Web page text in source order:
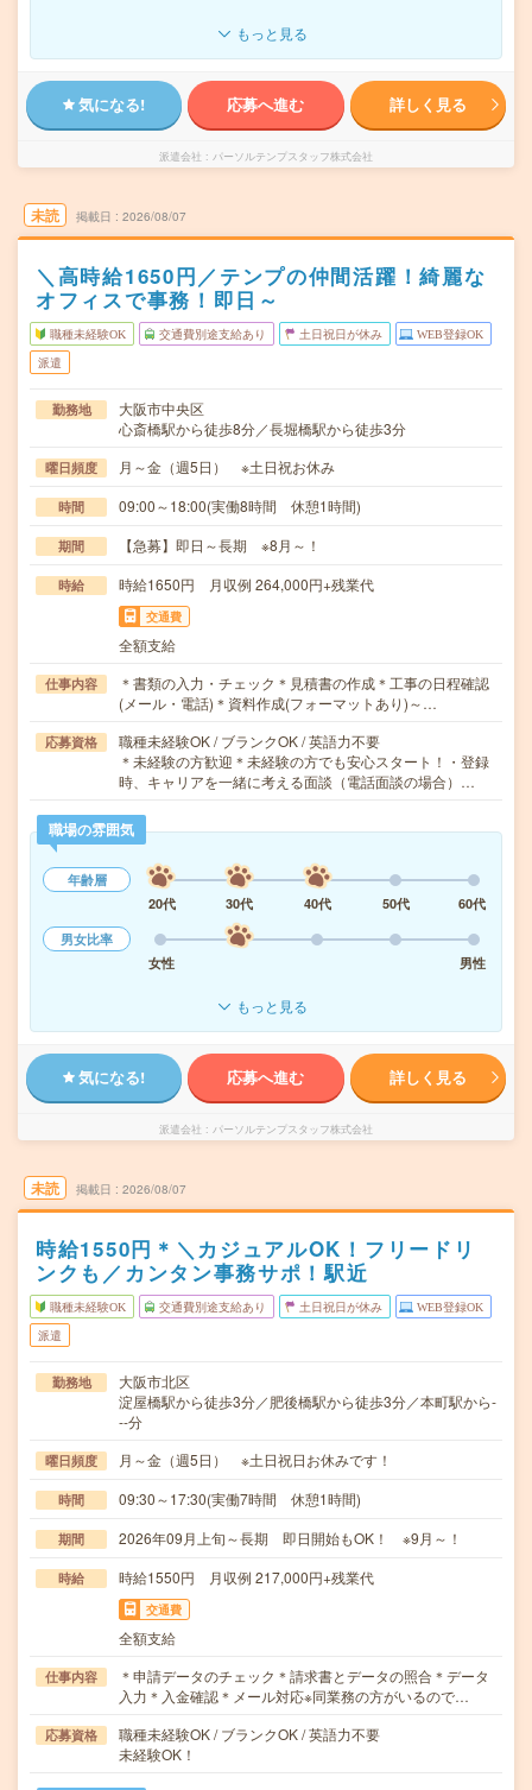
もっと見る
気になる! 応募へ進む 詳しく見る
派遣会社 パーソルテンプスタッフ株式会社
未読 掲載日 2026/08/07
＼高時給1650円／テンプの仲間活躍！綺麗な
オフィスで事務！即日～
職種未経験OK 交通費別途支給あり 土日祝日が休み WEB登録OK
派遣
勤務地
大阪市中央区
心斎橋駅から徒歩8分／長堀橋駅から徒歩3分
曜日頻度 月～金（週5日） ※土日祝お休み
時間 09:00～18:00(実働8時間 休憩1時間)
期間 【急募】即日～長期 ※8月～！
時給 時給1650円 月収例 264,000円+残業代
交通費
全額支給
仕事内容
＊書類の入力・チェック＊見積書の作成＊工事の日程確認
(メール・電話)＊資料作成(フォーマットあり)～…
応募資格
職種未経験OK / ブランクOK / 英語力不要
＊未経験の方歓迎＊未経験の方でも安心スタート！・登録
時、キャリアを一緒に考える面談（電話面談の場合）…
職場の雰囲気
年齢層
20代
30代 40代 50代
60代
男女比率
女性
男性
もっと見る
気になる! 応募へ進む 詳しく見る
派遣会社 パーソルテンプスタッフ株式会社
未読 掲載日 2026/08/07
時給1550円＊＼カジュアルOK！フリードリ
ンクも／カンタン事務サポ！駅近
職種未経験OK 交通費別途支給あり 土日祝日が休み WEB登録OK
派遣
勤務地
大阪市北区
淀屋橋駅から徒歩3分／肥後橋駅から徒歩3分／本町駅から-
--分
曜日頻度 月～金（週5日） ※土日祝日お休みです！
時間 09:30～17:30(実働7時間 休憩1時間)
期間 2026年09月上旬～長期 即日開始もOK！ ※9月～！
時給 時給1550円 月収例 217,000円+残業代
交通費
全額支給
仕事内容
＊申請データのチェック＊請求書とデータの照合＊データ
入力＊入金確認＊メール対応※同業務の方がいるので…
応募資格
職種未経験OK / ブランクOK / 英語力不要
未経験OK！